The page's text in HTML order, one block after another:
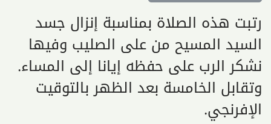
رتبت هذه الصلاة بمناسبة إنزال جسد
السيد المسيح من على الصليب وفيها
نشكر الرب على حفظه إيانا إلى المساء.
وتقابل الخامسة بعد الظهر بالتوقيت
الإفرنجي.